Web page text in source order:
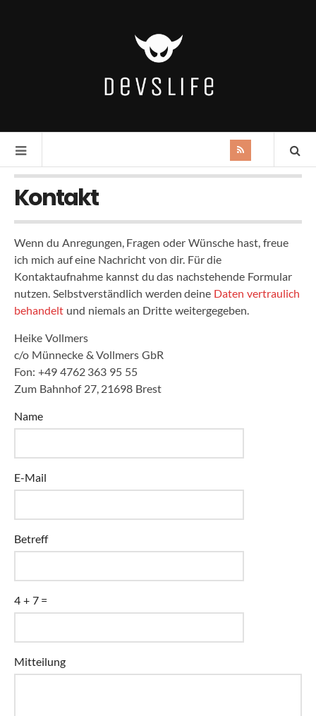
Kontakt
Wenn du Anregungen, Fragen oder Wünsche hast, freue
ich mich auf eine Nachricht von dir. Für die
Kontaktaufnahme kannst du das nachstehende Formular
nutzen. Selbstverständlich werden deine Daten vertraulich
behandelt und niemals an Dritte weitergegeben.
Heike Vollmers
c/o Münnecke & Vollmers GbR
Fon: +49 4762 363 95 55
Zum Bahnhof 27, 21698 Brest
Name
E-Mail
Betreff
4 + 7 =
Please
ignore
Please
ignore
Mitteilung